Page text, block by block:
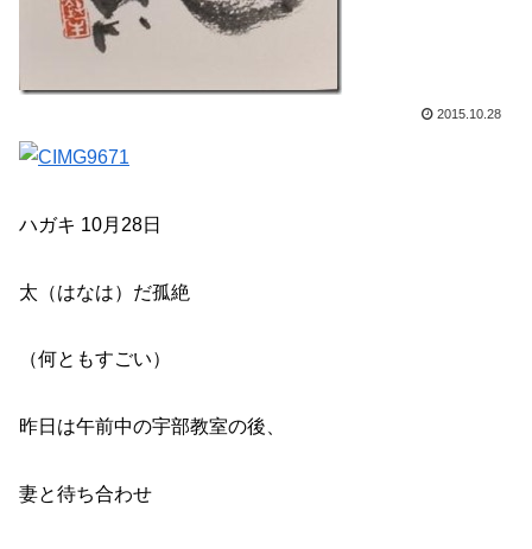
2015.10.28
ハガキ 10月28日
太（はなは）だ孤絶
（何ともすごい）
昨日は午前中の宇部教室の後、
妻と待ち合わせ